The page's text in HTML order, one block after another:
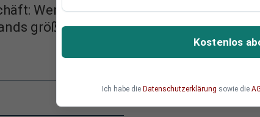
Wenn die Truppe größer wird,
größter Vermieter Vonovia dient sich
Kostenlos
Ich habe die Datenschutzerklärung sowie die